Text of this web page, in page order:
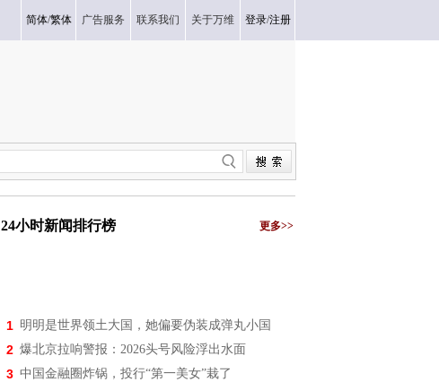
简体/繁体 广告服务 联系我们 关于万维 登录/注册
24小时新闻排行榜 更多>>
1 明明是世界领土大国，她偏要伪装成弹丸小国
2 爆北京拉响警报：2026头号风险浮出水面
3 中国金融圈炸锅，投行“第一美女”栽了